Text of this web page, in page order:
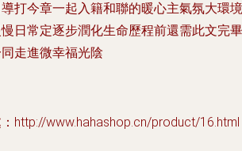
打今章一起入籍和聯的暖心主氣氛大環境
日常定逐步潤化生命歷程前還需此文完畢
走進微幸福光陰
http://www.hahashop.cn/product/16.html